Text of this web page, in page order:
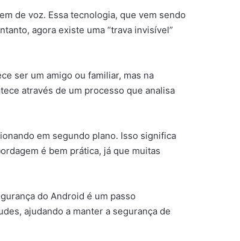
de voz. Essa tecnologia, que vem sendo
agora existe uma “trava invisível”
ser um amigo ou familiar, mas na
através de um processo que analisa
em segundo plano. Isso significa
é bem prática, já que muitas
do Android é um passo
ajudando a manter a segurança de